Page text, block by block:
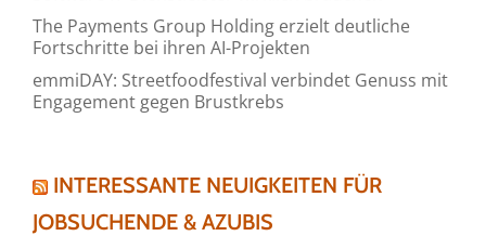
The Payments Group Holding erzielt deutliche
Fortschritte bei ihren AI-Projekten
emmiDAY: Streetfoodfestival verbindet Genuss mit
Engagement gegen Brustkrebs
INTERESSANTE NEUIGKEITEN FÜR
JOBSUCHENDE & AZUBIS